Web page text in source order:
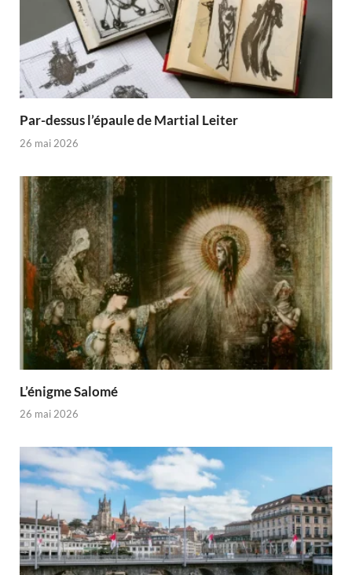
Par-dessus l’épaule de Martial Leiter
26 mai 2026
L’énigme Salomé
26 mai 2026